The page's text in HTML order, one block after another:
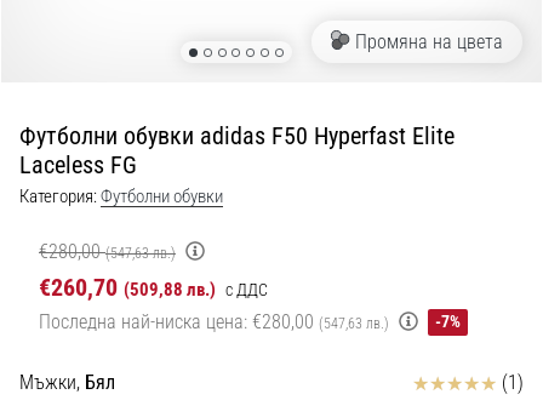
от
Nike,
adidas
PUMA.
Бъди
част
мач,
Промяна на цвета
Футболни обувки adidas F50 Hyperfast Elite
Laceless FG
Категория:Футболни обувки
€280,00 (547,63 лв.)
€260,70 (509,88 лв.) с ДДС
Последна най-ниска цена: €280,00 (547,63 лв.) -7%
Мъжки, Бял Отзиви (1)